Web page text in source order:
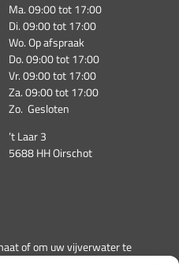
Ma. 09:00 tot 17:00
Di. 09:00 tot 17:00
Wo. Op afspraak
Do. 09:00 tot 17:00
Vr. 09:00 tot 17:00
Za. 09:00 tot 17:00
Zo. Gesloten
’t Laar 3
5688 HH Oirschot
of om uw vijverwater te